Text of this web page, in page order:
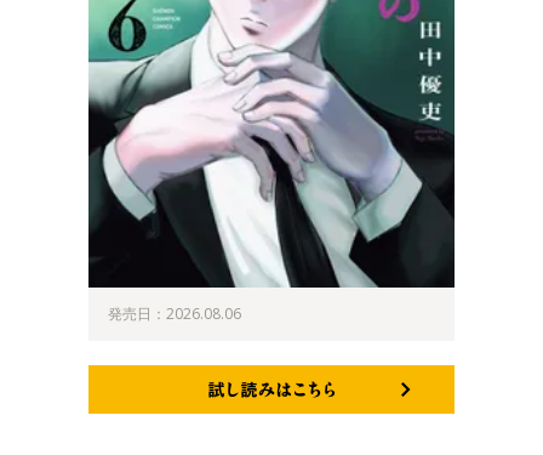
発売日：2026.08.06